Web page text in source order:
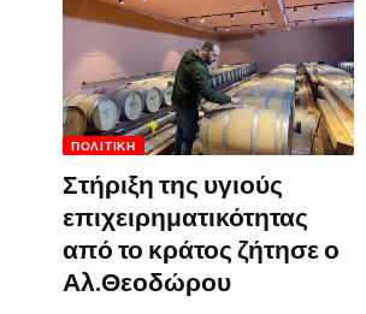
ΠΟΛΙΤΙΚΉ
Στήριξη της υγιούς
επιχειρηματικότητας
από το κράτος ζήτησε ο
Αλ.Θεοδώρου